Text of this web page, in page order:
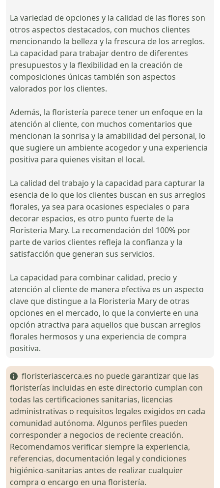
La variedad de opciones y la calidad de las flores son
otros aspectos destacados, con muchos clientes
mencionando la belleza y la frescura de los arreglos.
La capacidad para trabajar dentro de diferentes
presupuestos y la flexibilidad en la creación de
composiciones únicas también son aspectos
valorados por los clientes.
Además, la floristería parece tener un enfoque en la
atención al cliente, con muchos comentarios que
mencionan la sonrisa y la amabilidad del personal, lo
que sugiere un ambiente acogedor y una experiencia
positiva para quienes visitan el local.
La calidad del trabajo y la capacidad para capturar la
esencia de lo que los clientes buscan en sus arreglos
florales, ya sea para ocasiones especiales o para
decorar espacios, es otro punto fuerte de la
Floristeria Mary. La recomendación del 100% por
parte de varios clientes refleja la confianza y la
satisfacción que generan sus servicios.
La capacidad para combinar calidad, precio y
atención al cliente de manera efectiva es un aspecto
clave que distingue a la Floristeria Mary de otras
opciones en el mercado, lo que la convierte en una
opción atractiva para aquellos que buscan arreglos
florales hermosos y una experiencia de compra
positiva.
floristeriascerca.es no puede garantizar que las
floristerías incluidas en este directorio cumplan con
todas las certificaciones sanitarias, licencias
administrativas o requisitos legales exigidos en cada
comunidad autónoma. Algunos perfiles pueden
corresponder a negocios de reciente creación.
Recomendamos verificar siempre la experiencia,
referencias, documentación legal y condiciones
higiénico-sanitarias antes de realizar cualquier
compra o encargo en una floristería.